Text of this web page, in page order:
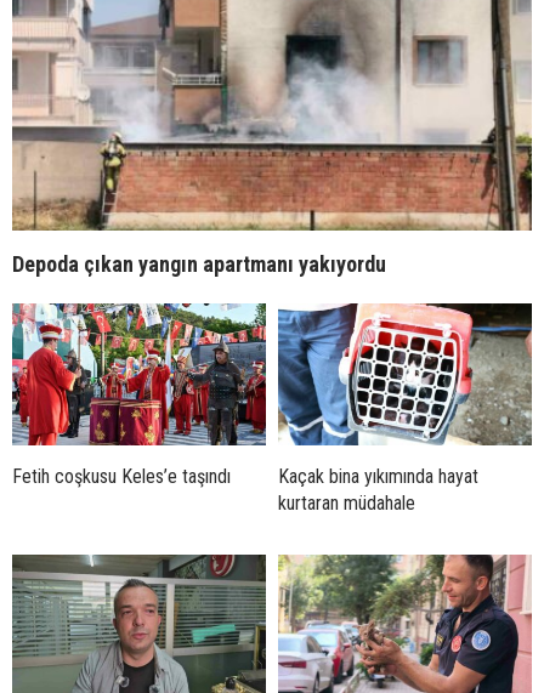
Depoda çıkan yangın apartmanı yakıyordu
Fetih coşkusu Keles’e taşındı
Kaçak bina yıkımında hayat
kurtaran müdahale